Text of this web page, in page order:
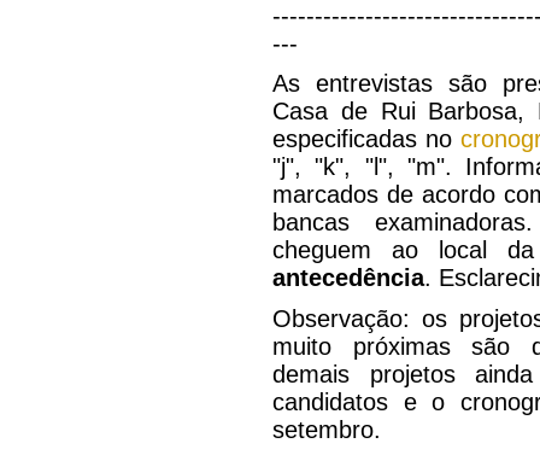
---
As entrevistas são
Casa de Rui Barbosa,
especificadas no
"j", "k", "l", "m".
marcados de acordo
bancas
cheguem ao local
antecedência.
Observação: os
muito próximas são
demais projetos
candidatos e o
setembro.